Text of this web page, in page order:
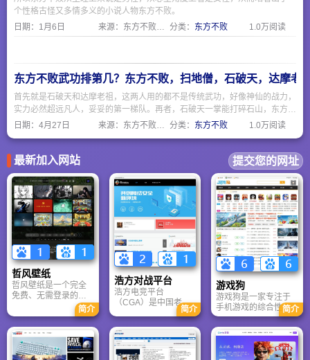
个性格古怪又多情多义的小说人物东方不败。
日期： 1月6日 来源：东方不败网址大全 分类： 东方不败 1.0万阅读
东方不败武功排第几？东方不败，扫地僧，石破天，达摩老
首先就是石破天和达摩老祖，这两人用的都不是传统武功，好像神仙的战力，
实力必然超远凡人，妥妥的第一梯队。再者，石破天一掌能打碎石山，东方不
败的绣花针显的不够看，而且石破天的防御力也是天花板级别的。然后我们看
毕竟是凡夫俗子，比不上以上那些开挂的高手。
日期： 4月27日 来源：东方不败网址大全 分类： 东方不败 1.0万阅读
最新加入网站 提交您的网址
哲风壁纸
哲风壁纸是一个完全
免费、无需登录的高
清壁纸下载网站。提
供海量4K、8K超清电
脑与手机壁纸，涵盖
动漫、风景、赛博朋
克等多元风格。支持
动态壁纸与头像制
简介
浩方对战平台
浩方电竞平台
（CGA）是中国老牌
游戏联机平台，提供
CS、War3、星际争霸
等经典游戏的稳定联
机服务。重温DOTA1
的激情岁月，找回当
简介
游戏狗
游戏狗是一家专注于
手机游戏的综合性门
户网站。它致力于为
手游玩家提供最新、
最全的游戏资讯、攻
略、评测及视频等内
简介